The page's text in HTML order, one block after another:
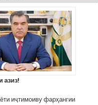
азиз!
иҷтимоиву фарҳангии